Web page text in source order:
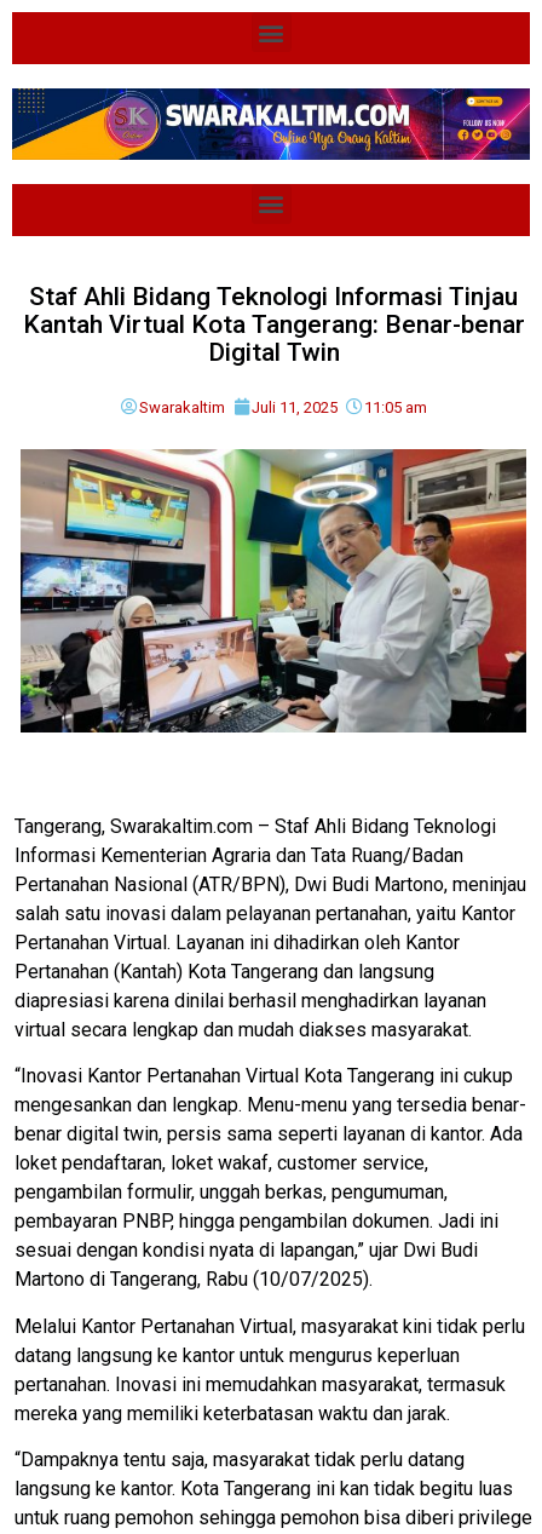
Staf Ahli Bidang Teknologi Informasi Tinjau
Kantah Virtual Kota Tangerang: Benar-benar
Digital Twin
Swarakaltim Juli 11, 2025 11:05 am
Tangerang, Swarakaltim.com – Staf Ahli Bidang Teknologi
Informasi Kementerian Agraria dan Tata Ruang/Badan
Pertanahan Nasional (ATR/BPN), Dwi Budi Martono, meninjau
salah satu inovasi dalam pelayanan pertanahan, yaitu Kantor
Pertanahan Virtual. Layanan ini dihadirkan oleh Kantor
Pertanahan (Kantah) Kota Tangerang dan langsung
diapresiasi karena dinilai berhasil menghadirkan layanan
virtual secara lengkap dan mudah diakses masyarakat.
“Inovasi Kantor Pertanahan Virtual Kota Tangerang ini cukup
mengesankan dan lengkap. Menu-menu yang tersedia benar-
benar digital twin, persis sama seperti layanan di kantor. Ada
loket pendaftaran, loket wakaf, customer service,
pengambilan formulir, unggah berkas, pengumuman,
pembayaran PNBP, hingga pengambilan dokumen. Jadi ini
sesuai dengan kondisi nyata di lapangan,” ujar Dwi Budi
Martono di Tangerang, Rabu (10/07/2025).
Melalui Kantor Pertanahan Virtual, masyarakat kini tidak perlu
datang langsung ke kantor untuk mengurus keperluan
pertanahan. Inovasi ini memudahkan masyarakat, termasuk
mereka yang memiliki keterbatasan waktu dan jarak.
“Dampaknya tentu saja, masyarakat tidak perlu datang
langsung ke kantor. Kota Tangerang ini kan tidak begitu luas
untuk ruang pemohon sehingga pemohon bisa diberi privilege